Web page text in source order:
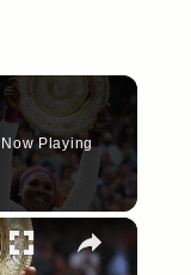
Now Playing
×